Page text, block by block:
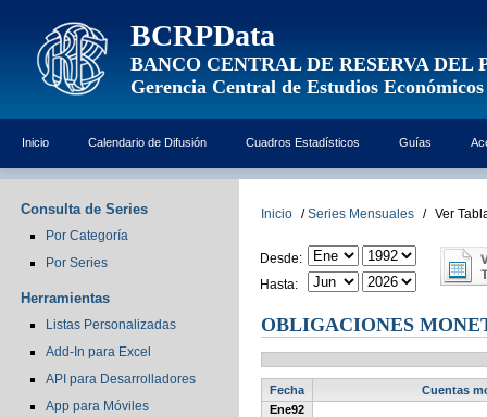
BCRPData
BANCO CENTRAL DE RESERVA DEL
Gerencia Central de Estudios Económicos
Inicio Calendario de Difusión Cuadros Estadísticos Guías
Consulta de Series
Por Categoría
Por Series
Herramientas
Listas Personalizadas
Add-In para Excel
API para Desarrolladores
App para Móviles
Inicio / Series Mensuales / Ver
Desde:
Hasta:
OBLIGACIONES
Fecha
Cuentas
Ene92